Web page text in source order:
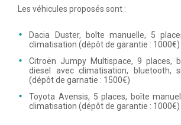
Les véhicules proposés sont :
Dacia Duster, boîte manuelle, 5
climatisation (dépôt de garantie : 1000€)
Citroën Jumpy Multispace, 9 places,
diesel avec climatisation, bluetooth,
(dépôt de garnatie : 1500€)
Toyota Avensis, 5 places, boîte
climatisation (dépôt de garantie : 1000€)